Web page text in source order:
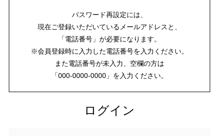
パスワード再設定には、
現在ご登録いただいているメールアドレスと、
「電話番号」が必要になります。
※会員登録時に入力した電話番号を入力ください。
また電話番号が未入力、空欄の方は
「000-0000-0000」を入力ください。
ログイン